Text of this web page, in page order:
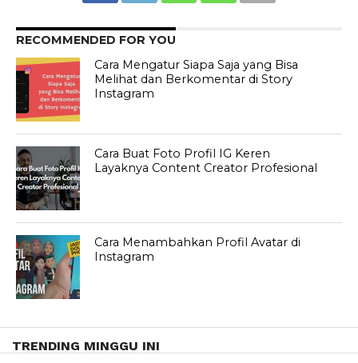
RECOMMENDED FOR YOU
Cara Mengatur Siapa Saja yang Bisa
Melihat dan Berkomentar di Story
Instagram
Cara Buat Foto Profil IG Keren
Layaknya Content Creator Profesional
Cara Menambahkan Profil Avatar di
Instagram
TRENDING MINGGU INI